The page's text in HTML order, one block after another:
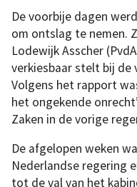
De voorbije dagen
om ontslag te nemen.
Lodewijk Asscher
verkiesbaar stelt bij de
Volgens het rapport
het ongekende
Zaken in de vorige
De afgelopen weken
Nederlandse regering
tot de val van het